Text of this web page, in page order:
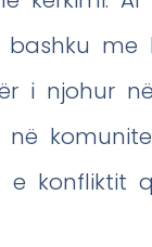
i njohur
konfliktit